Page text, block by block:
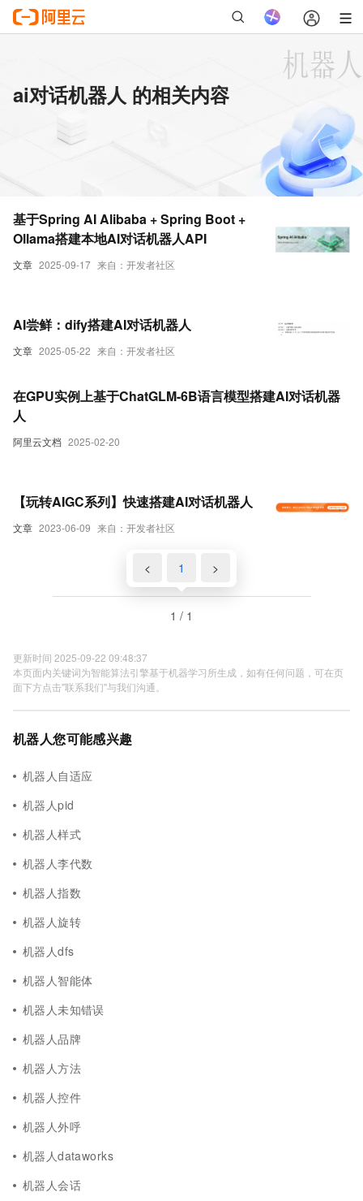
ai对话机器人 的相关内容
文章 2025-09-17 来自：开发者社区
基于Spring AI Alibaba + Spring Boot +
Ollama搭建本地AI对话机器人API
文章 2025-05-22 来自：开发者社区
AI尝鲜：dify搭建AI对话机器人
阿里云文档 2025-02-20
在GPU实例上基于ChatGLM-6B语言模型搭建AI对话机器
人
文章 2023-06-09 来自：开发者社区
【玩转AIGC系列】快速搭建AI对话机器人
< 1 >
1 / 1
更新时间 2025-09-22 09:48:37
本页面内关键词为智能算法引擎基于机器学习所生成，如有任何问题，可在页
面下方点击"联系我们"与我们沟通。
机器人您可能感兴趣
机器人自适应
机器人pid
机器人样式
机器人李代数
机器人指数
机器人旋转
机器人dfs
机器人智能体
机器人未知错误
机器人品牌
机器人方法
机器人控件
机器人外呼
机器人dataworks
机器人会话